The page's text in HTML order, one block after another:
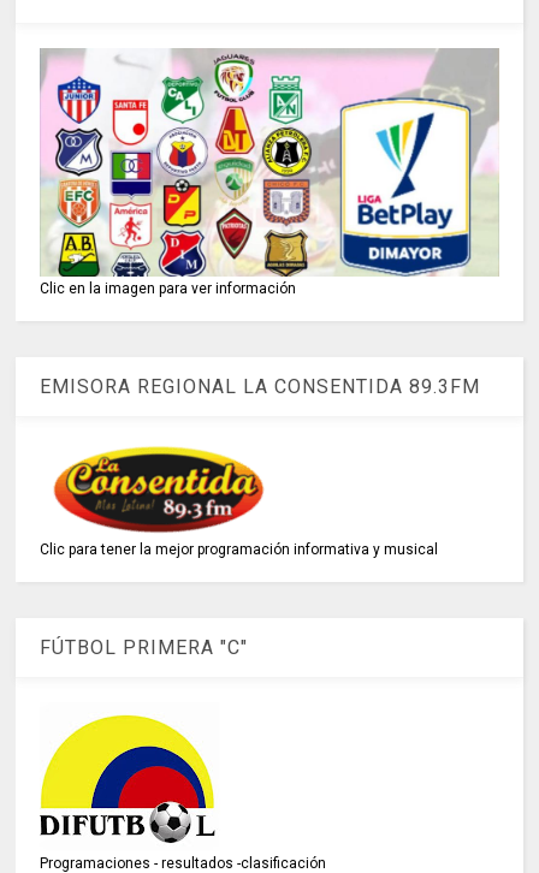
Clic en la imagen para ver información
EMISORA REGIONAL LA CONSENTIDA 89.3FM
Clic para tener la mejor programación informativa y musical
FÚTBOL PRIMERA "C"
Programaciones - resultados -clasificación